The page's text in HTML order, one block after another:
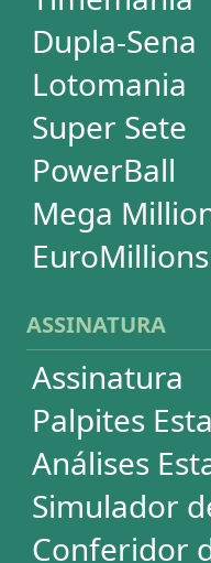
Idioma
Dúvidas
Termos de Uso
Privacidade
Fale conosco